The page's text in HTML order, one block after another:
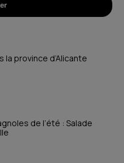
la province d’Alicante
de l’été : Salade